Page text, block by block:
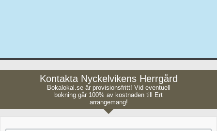
Kontakta Nyckelvikens Herrgård
Bokalokal.se är provisionsfritt! Vid eventuell
bokning går 100% av kostnaden till Ert
arrangemang!